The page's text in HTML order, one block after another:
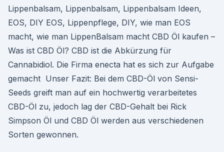
Lippenbalsam, Lippenbalsam, Lippenbalsam Ideen,
EOS, DIY EOS, Lippenpflege, DIY, wie man EOS
macht, wie man LippenBalsam macht CBD Öl kaufen –
Was ist CBD Öl? CBD ist die Abkürzung für
Cannabidiol. Die Firma enecta hat es sich zur Aufgabe
gemacht Unser Fazit: Bei dem CBD-Öl von Sensi-
Seeds greift man auf ein hochwertig verarbeitetes
CBD-Öl zu, jedoch lag der CBD-Gehalt bei Rick
Simpson Öl und CBD Öl werden aus verschiedenen
Sorten gewonnen.